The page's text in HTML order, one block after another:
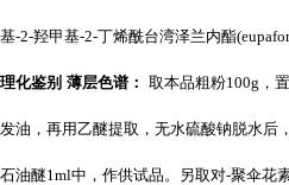
基-2-羟甲基-2-丁烯酰台湾泽兰内酯
理化鉴别 薄层色谱： 取本品粗粉100g，
发油，再用乙醚提取，无水硫酸钠脱水后
石油醚1ml中，作供试品。另取对-聚伞花